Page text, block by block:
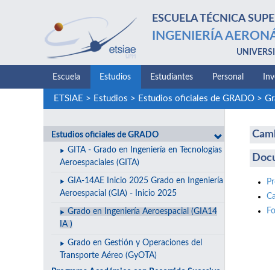
ESCUELA TÉCNICA
INGENIERÍA
Escuela Estudios Estudiantes Personal
ETSIAE > Estudios > Estudios oficiales de GRADO>
Estudios oficiales de GRADO
GITA - Grado en Ingeniería en Tecnologías
Aeroespaciales (GITA)
GIA-14AE Inicio 2025 Grado en Ingeniería
Aeroespacial (GIA) - Inicio 2025
Grado en Ingeniería Aeroespacial (GIA14
IA )
Grado en Gestión y Operaciones del
Transporte Aéreo (GyOTA)